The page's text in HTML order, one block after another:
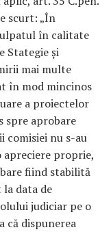
scurt: „În
în calitate
Stategie și
mai multe
în mod mincinos
a proiectelor
spre aprobare
comisiei nu s-au
proprie,
fiind stabilită
data de
judiciar pe o
că dispunerea